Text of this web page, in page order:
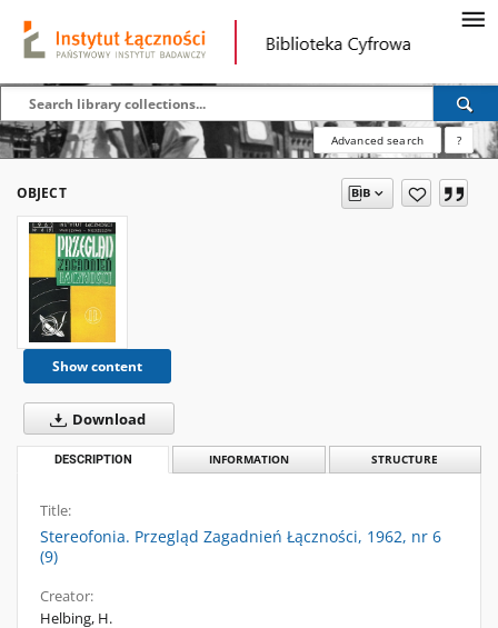
Advanced search ?
OBJECT
Show content
Download
DESCRIPTION INFORMATION STRUCTURE
Title:
Stereofonia. Przegląd Zagadnień Łączności, 1962, nr 6
(9)
Creator:
Helbing, H.